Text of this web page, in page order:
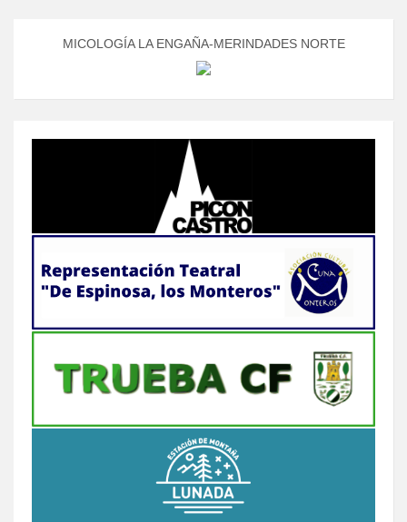
MICOLOGÍA LA ENGAÑA-MERINDADES NORTE